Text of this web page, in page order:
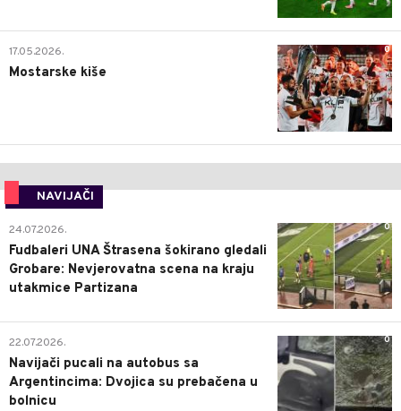
0
17.05.2026.
Mostarske kiše
NAVIJAČI
0
24.07.2026.
Fudbaleri UNA Štrasena šokirano gledali
Grobare: Nevjerovatna scena na kraju
utakmice Partizana
0
22.07.2026.
Navijači pucali na autobus sa
Argentincima: Dvojica su prebačena u
bolnicu